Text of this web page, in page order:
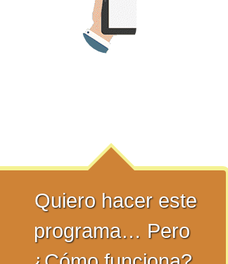
Quiero hacer este
programa… Pero